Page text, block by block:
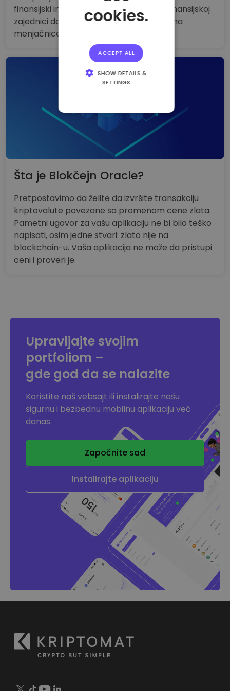
finansijski instrumenti takođe pomažu finansijskoj
zajednici da spreči svoje klijente da odu na
menjačnice kriptovaluta.
Šta je Blokčejn Oracle?
Pretpostavimo da želite da izvršite transakciju
kriptovalute povezane sa promenom cene zlata.
Pametni ugovor za vašu aplikaciju ne bi bilo teško
napisati, osim jedne stvari: zlato nije na
blockchain-u. Vaša aplikacija ne može da pristupi
ceni i proveri je.
Upravljajte svojim
portfoliom –
gde god da se nalazite
Koristite naš vebsajt ili instalirajte našu
sigurnu i bezbednu mobilnu aplikaciju već
danas.
Započnite sad
Instalirajte aplikaciju
cookies.
ACCEPT ALL
SHOW DETAILS &
SETTINGS
PERFORMANCE
TARGETING